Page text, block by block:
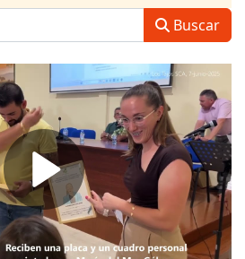
Buscar